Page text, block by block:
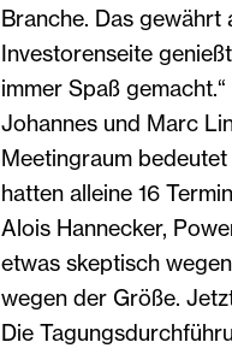
Branche. Das
Investorenseite
immer Spaß gemacht.“
Johannes und Marc
Meetingraum
hatten alleine 16
Alois Hannecker,
etwas skeptisch
wegen der Größe.
Die